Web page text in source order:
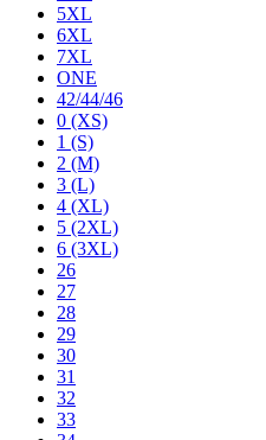
5XL
6XL
7XL
ONE
42/44/46
0 (XS)
1 (S)
2 (M)
3 (L)
4 (XL)
5 (2XL)
6 (3XL)
26
27
28
29
30
31
32
33